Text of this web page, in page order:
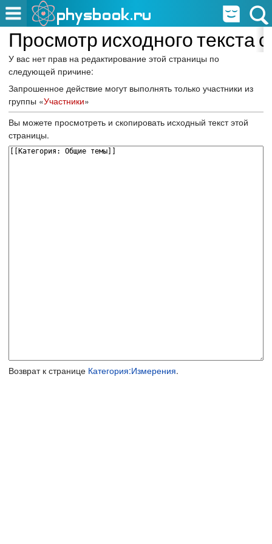
Просмотр исходного текста
У вас нет прав на редактирование этой страницы по
следующей причине:
Запрошенное действие могут выполнять только участники из
группы «Участники»
Вы можете просмотреть и скопировать исходный текст этой
страницы.
Возврат к странице Категория:Измерения.